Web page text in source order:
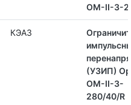
OM-II-3-
КЭАЗ
(УЗИП)
OM-II-3-
280/40/R